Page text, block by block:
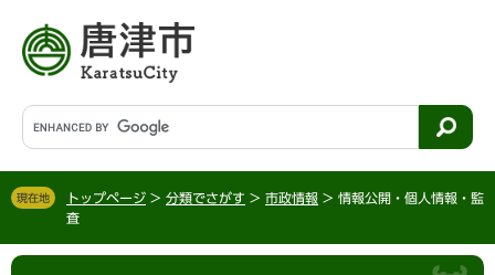
す
。
し
て
文
へ
G
o
g
l
カ
現在地 トップページ > 分類でさがす > 市政情報 > 情報公開・個人情報・監
査
本